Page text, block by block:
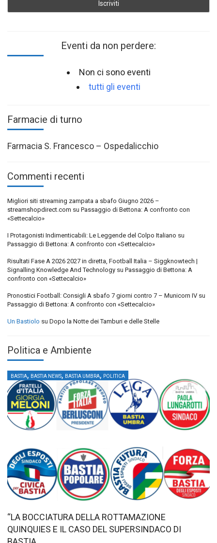
Eventi da non perdere:
Non ci sono eventi
tutti gli eventi
Farmacie di turno
Farmacia S. Francesco – Ospedalicchio
Commenti recenti
Migliori siti streaming zampata a sbafo Giugno 2026 –
streamshopdirect.com su Passaggio di Bettona: A confronto con
«Settecalcio»
I Protagonisti Indimenticabili: Le Leggende del Colpo Italiano su
Passaggio di Bettona: A confronto con «Settecalcio»
Risultati Fase A 2026 2027 in diretta, Football Italia – Siggknowtech |
Signalling Knowledge And Technology su Passaggio di Bettona: A
confronto con «Settecalcio»
Pronostici Football: Consigli A sbafo 7 giorni contro 7 – Municorn IV su
Passaggio di Bettona: A confronto con «Settecalcio»
Un Bastiolo su Dopo la Notte dei Tamburi e delle Stelle
Politica e Ambiente
BASTIA, BASTIA NEWS, BASTIA UMBRA, POLITICA
“LA BOCCIATURA DELLA ROTTAMAZIONE
QUINQUIES E IL CASO DEL SUPERSINDACO DI